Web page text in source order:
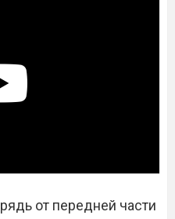
от передней части